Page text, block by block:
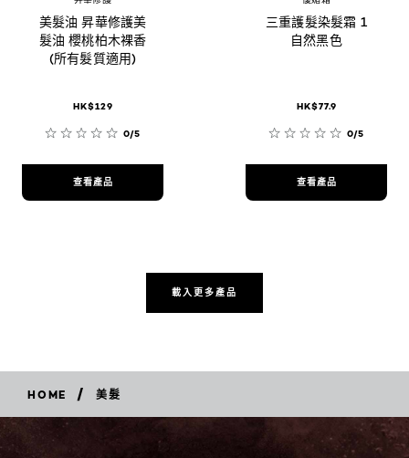
美髮油 昇華修護美
髮油 櫻桃柏木裸香
(所有髮質適用)
HK$129
0/5
查看產品
三重護髮染髮霜 1
自然黑色
HK$77.9
0/5
查看產品
載入更多產品
HOME / 美髮